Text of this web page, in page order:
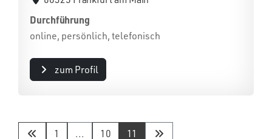
Durchführung
online, persönlich, telefonisch
zum Profil
1 ... 10 11